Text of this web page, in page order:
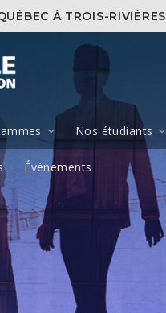
À TROIS-RIVIÈRES
Nos étudiants
Événements